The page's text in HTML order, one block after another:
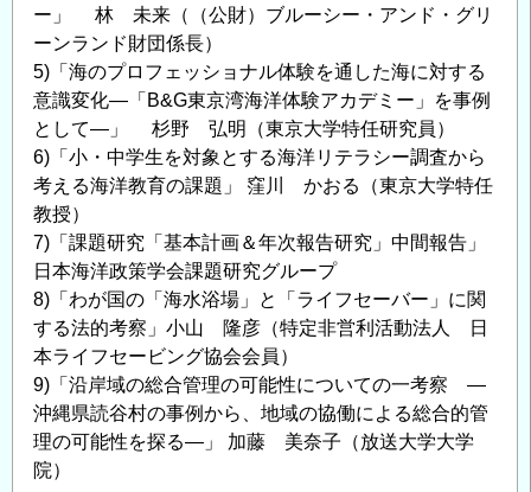
ー」 林 未来（（公財）ブルーシー・アンド・グリ
ーンランド財団係長）
5)「海のプロフェッショナル体験を通した海に対する
意識変化―「B&G東京湾海洋体験アカデミー」を事例
として―」 杉野 弘明（東京大学特任研究員）
6)「小・中学生を対象とする海洋リテラシー調査から
考える海洋教育の課題」 窪川 かおる（東京大学特任
教授）
7)「課題研究「基本計画＆年次報告研究」中間報告」
日本海洋政策学会課題研究グループ
8)「わが国の「海水浴場」と「ライフセーバー」に関
する法的考察」小山 隆彦（特定非営利活動法人 日
本ライフセービング協会会員）
9)「沿岸域の総合管理の可能性についての一考察 ―
沖縄県読谷村の事例から、地域の協働による総合的管
理の可能性を探る―」 加藤 美奈子（放送大学大学
院）